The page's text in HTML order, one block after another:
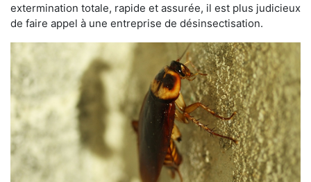
extermination totale, rapide et assurée, il est plus judicieux
de faire appel à une entreprise de désinsectisation.